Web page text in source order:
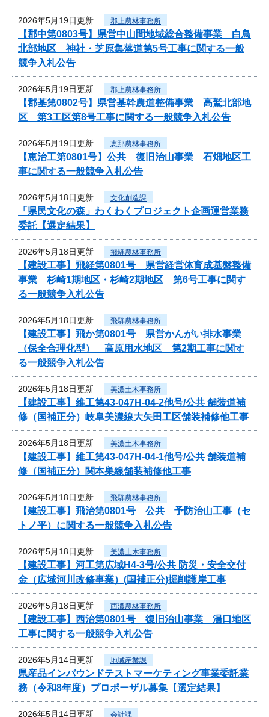
2026年5月19日更新 郡上農林事務所
【郡中第0803号】県営中山間地域総合整備事業 白鳥
北部地区 神社・芝原集落道第5号工事に関する一般
競争入札公告
2026年5月19日更新 郡上農林事務所
【郡基第0802号】県営基幹農道整備事業 高鷲北部地
区 第3工区第8号工事に関する一般競争入札公告
2026年5月19日更新 恵那農林事務所
【恵治工第0801号】公共 復旧治山事業 石畑地区工
事に関する一般競争入札公告
2026年5月18日更新 文化創造課
「県民文化の森」わくわくプロジェクト企画運営業務
委託【選定結果】
2026年5月18日更新 飛騨農林事務所
【建設工事】飛経第0801号 県営経営体育成基盤整備
事業 杉崎1期地区・杉崎2期地区 第6号工事に関す
る一般競争入札公告
2026年5月18日更新 飛騨農林事務所
【建設工事】飛か第0801号 県営かんがい排水事業
（保全合理化型） 高原用水地区 第2期工事に関す
る一般競争入札公告
2026年5月18日更新 美濃土木事務所
【建設工事】維工第43-047H-04-2他号/公共 舗装道補
修（国補正分）岐阜美濃線大矢田工区舗装補修他工事
2026年5月18日更新 美濃土木事務所
【建設工事】維工第43-047H-04-1他号/公共 舗装道補
修（国補正分）関本巣線舗装補修他工事
2026年5月18日更新 飛騨農林事務所
【建設工事】飛治第0801号 公共 予防治山工事（セ
トノ平）に関する一般競争入札公告
2026年5月18日更新 美濃土木事務所
【建設工事】河工第広域H4-3号/公共 防災・安全交付
金（広域河川改修事業）(国補正分)掘削護岸工事
2026年5月18日更新 西濃農林事務所
【建設工事】西治第0801号 復旧治山事業 湯口地区
工事に関する一般競争入札公告
2026年5月14日更新 地域産業課
県産品インバウンドテストマーケティング事業委託業
務（令和8年度）プロポーザル募集【選定結果】
2026年5月14日更新 会計課